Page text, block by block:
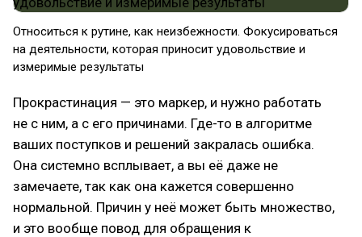
Относиться к рутине, как неизбежности. Фокусироваться
на деятельности, которая приносит удовольствие и
измеримые результаты
Прокрастинация — это маркер, и нужно работать
не с ним, а с его причинами. Где-то в алгоритме
ваших поступков и решений закралась ошибка.
Она системно всплывает, а вы её даже не
замечаете, так как она кажется совершенно
нормальной. Причин у неё может быть множество,
и это вообще повод для обращения к